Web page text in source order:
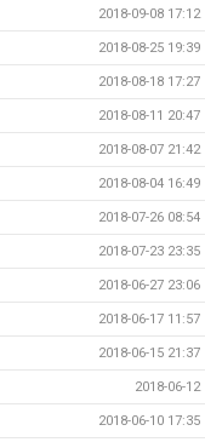
2018-09-08 17:12
2018-08-25 19:39
2018-08-18 17:27
2018-08-11 20:47
2018-08-07 21:42
2018-08-04 16:49
2018-07-26 08:54
2018-07-23 23:35
2018-06-27 23:06
2018-06-17 11:57
2018-06-15 21:37
2018-06-12
2018-06-10 17:35